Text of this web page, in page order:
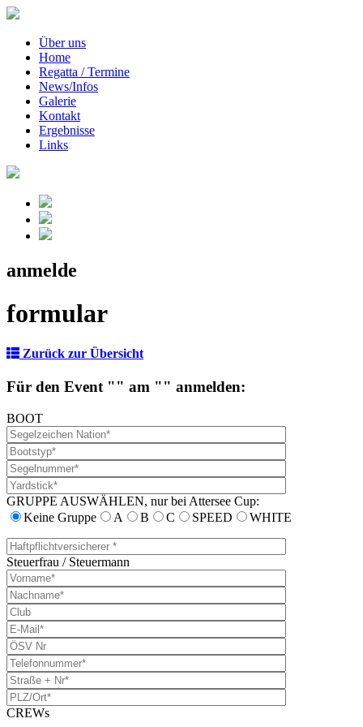
Über uns
Home
Regatta / Termine
News/Infos
Galerie
Kontakt
Ergebnisse
Links
anmelde
formular
Zurück zur Übersicht
Für den Event "" am "" anmelden:
BOOT
GRUPPE AUSWÄHLEN, nur bei Attersee Cup:
Keine Gruppe
A B C SPEED WHITE
Steuerfrau / Steuermann
CREWs